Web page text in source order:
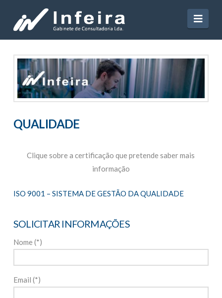
QUALIDADE
Clique sobre a certificação que pretende saber mais
informação
ISO 9001 – SISTEMA DE GESTÃO DA QUALIDADE
SOLICITAR INFORMAÇÕES
Nome (*)
Email (*)